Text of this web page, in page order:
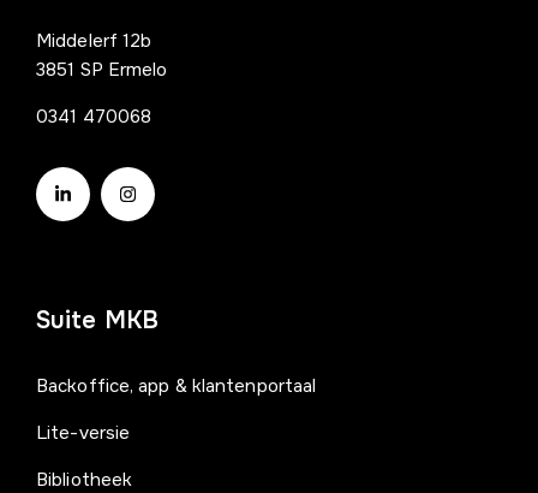
Middelerf 12b
3851 SP Ermelo
0341 470068
Suite MKB
Backoffice, app & klantenportaal
Lite-versie
Bibliotheek